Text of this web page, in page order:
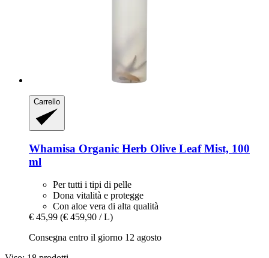
Carrello
Whamisa Organic Herb Olive Leaf Mist, 100
ml
Per tutti i tipi di pelle
Dona vitalità e protegge
Con aloe vera di alta qualità
€ 45,99 (€ 459,90 / L)
Consegna entro il giorno 12 agosto